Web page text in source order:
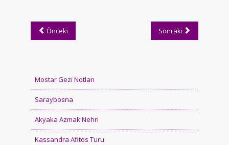
Önceki Sonraki
Mostar Gezi Notları
Saraybosna
Akyaka Azmak Nehri
Kassandra Afitos Turu